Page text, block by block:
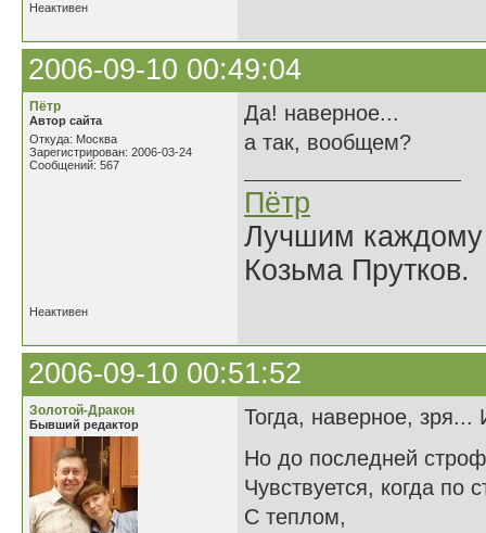
Неактивен
2006-09-10 00:49:04
Пётр
Автор сайта
Откуда: Москва
Зарегистрирован: 2006-03-24
Сообщений: 567
Да! наверное...
а так, вообщем?
Пётр
Лучшим каждому
Козьма Прутков.
Неактивен
2006-09-10 00:51:52
Золотой-Дракон
Бывший редактор
Тогда, наверное,
Но до последней
Чувствуется, когда по
С теплом,